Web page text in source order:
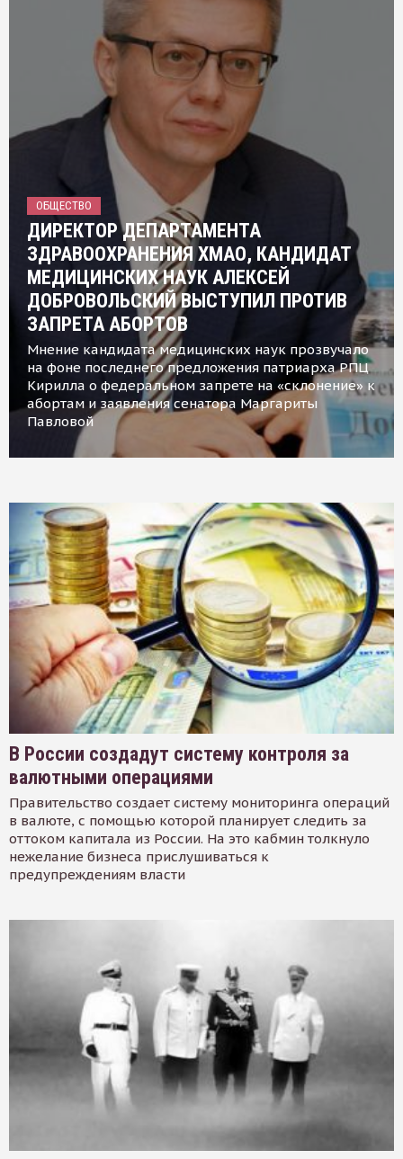
ОБЩЕСТВО
ДИРЕКТОР ДЕПАРТАМЕНТА
ЗДРАВООХРАНЕНИЯ ХМАО, КАНДИДАТ
МЕДИЦИНСКИХ НАУК АЛЕКСЕЙ
ДОБРОВОЛЬСКИЙ ВЫСТУПИЛ ПРОТИВ
ЗАПРЕТА АБОРТОВ
Мнение кандидата медицинских наук прозвучало
на фоне последнего предложения патриарха РПЦ
Кирилла о федеральном запрете на «склонение» к
абортам и заявления сенатора Маргариты
Павловой
В России создадут систему контроля за
валютными операциями
Правительство создает систему мониторинга операций
в валюте, с помощью которой планирует следить за
оттоком капитала из России. На это кабмин толкнуло
нежелание бизнеса прислушиваться к
предупреждениям власти